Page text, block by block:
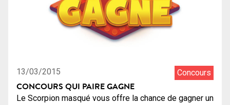
13/03/2015 Concours
CONCOURS QUI PAIRE GAGNE
Le Scorpion masqué vous offre la chance de gagner un